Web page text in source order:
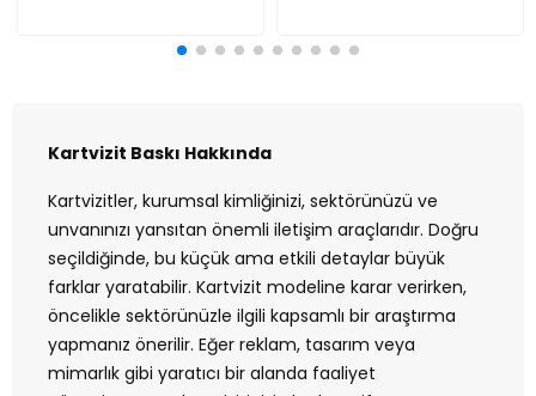
Kartvizit Baskı Hakkında
Kartvizitler, kurumsal kimliğinizi, sektörünüzü ve
unvanınızı yansıtan önemli iletişim araçlarıdır. Doğru
seçildiğinde, bu küçük ama etkili detaylar büyük
farklar yaratabilir. Kartvizit modeline karar verirken,
öncelikle sektörünüzle ilgili kapsamlı bir araştırma
yapmanız önerilir. Eğer reklam, tasarım veya
mimarlık gibi yaratıcı bir alanda faaliyet